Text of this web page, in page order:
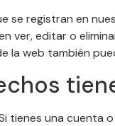
se registran en
ver, editar o
la web también
tienes una cuenta